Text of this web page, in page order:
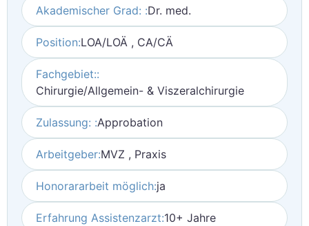
Akademischer Grad: :Dr. med.
Position:LOA/LOÄ , CA/CÄ
Fachgebiet::
Chirurgie/Allgemein- & Viszeralchirurgie
Zulassung: :Approbation
Arbeitgeber:MVZ , Praxis
Honorararbeit möglich:ja
Erfahrung Assistenzarzt:10+ Jahre